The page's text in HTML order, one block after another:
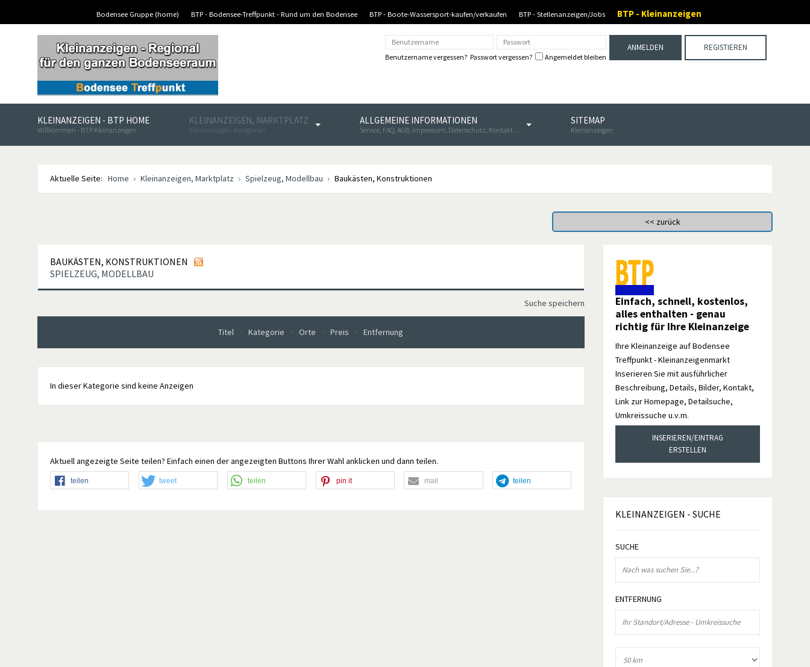
Bodensee Gruppe (home) BTP - Bodensee-Treffpunkt - Rund um den Bodensee BTP - Boote-Wassersport-kaufen/verkaufen BTP - Stellenanzeigen/Jobs BTP - Kleinanzeigen
REGISTIEREN
Benutzername vergessen? Passwort vergessen? Angemeldet bleiben
ANMELDEN
KLEINANZEIGEN - BTP HOME
Willkommen - BTP Kleinanzeigen
KLEINANZEIGEN, MARKTPLATZ
Kleinanzeigen, Kategorien
ALLGEMEINE INFORMATIONEN
Service, FAQ, AGB, Impressum, Datenschutz, Kontakt ...
SITEMAP
Kleinanzeigen
Aktuelle Seite: Home Kleinanzeigen, Marktplatz Spielzeug, Modellbau Baukästen, Konstruktionen
BAUKÄSTEN, KONSTRUKTIONEN
SPIELZEUG, MODELLBAU
Suche speichern
Titel Kategorie Orte Preis Entfernung
In dieser Kategorie sind keine Anzeigen
Aktuell angezeigte Seite teilen? Einfach einen der angezeigten Buttons Ihrer Wahl anklicken und dann teilen.
teilen tweet teilen pin it mail teilen
Einfach, schnell, kostenlos,
alles enthalten - genau
richtig für Ihre Kleinanzeige
Ihre Kleinanzeige auf Bodensee
Treffpunkt - Kleinanzeigenmarkt
Inserieren Sie mit ausführlicher
Beschreibung, Details, Bilder, Kontakt,
Link zur Homepage, Detailsuche,
Umkreissuche u.v.m.
INSERIEREN/EINTRAG
ERSTELLEN
KLEINANZEIGEN - SUCHE
SUCHE
ENTFERNUNG